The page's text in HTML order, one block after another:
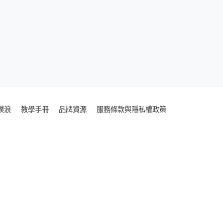
浪 教學手冊 品牌資源 服務條款與隱私權政策